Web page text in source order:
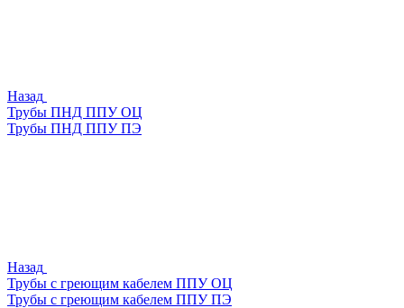
Назад
Трубы ПНД ППУ ОЦ
Трубы ПНД ППУ ПЭ
Назад
Трубы с греющим кабелем ППУ ОЦ
Трубы с греющим кабелем ППУ ПЭ